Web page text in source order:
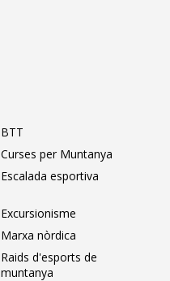
BTT
Curses per Muntanya
Escalada esportiva
Excursionisme
Marxa nòrdica
Raids d'esports de
muntanya